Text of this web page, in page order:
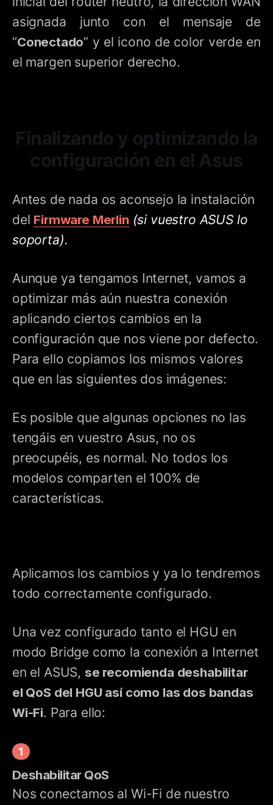
asignada junto con el mensaje de
“Conectado” y el icono de color verde en
el margen superior derecho.
Finalizando y optimizando la
configuración en el Asus
Antes de nada os aconsejo la instalación
del Firmware Merlin (si vuestro ASUS lo
soporta).
Aunque ya tengamos Internet, vamos a
optimizar más aún nuestra conexión
aplicando ciertos cambios en la
configuración que nos viene por defecto.
Para ello copiamos los mismos valores
que en las siguientes dos imágenes:
Es posible que algunas opciones no las
tengáis en vuestro Asus, no os
preocupéis, es normal. No todos los
modelos comparten el 100% de
características.
Aplicamos los cambios y ya lo tendremos
todo correctamente configurado.
Una vez configurado tanto el HGU en
modo Bridge como la conexión a Internet
en el ASUS, se recomienda deshabilitar
el QoS del HGU así como las dos bandas
Wi-Fi. Para ello:
Deshabilitar QoS
Nos conectamos al Wi-Fi de nuestro